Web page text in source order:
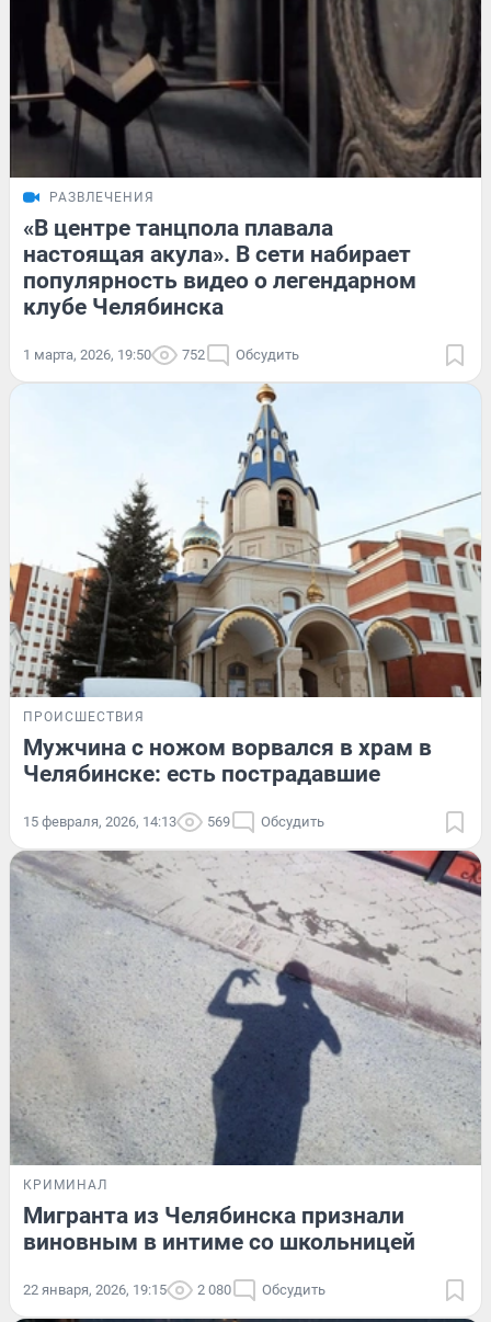
РАЗВЛЕЧЕНИЯ
«В центре танцпола плавала
настоящая акула». В сети набирает
популярность видео о легендарном
клубе Челябинска
1 марта, 2026, 19:50 752 Обсудить
ПРОИСШЕСТВИЯ
Мужчина с ножом ворвался в храм в
Челябинске: есть пострадавшие
15 февраля, 2026, 14:13 569 Обсудить
КРИМИНАЛ
Мигранта из Челябинска признали
виновным в интиме со школьницей
22 января, 2026, 19:15 2 080 Обсудить